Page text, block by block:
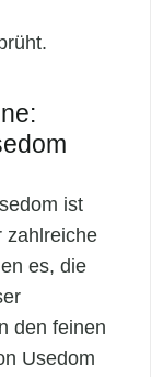
ist
zahlreiche
es, die
den feinen
Usedom